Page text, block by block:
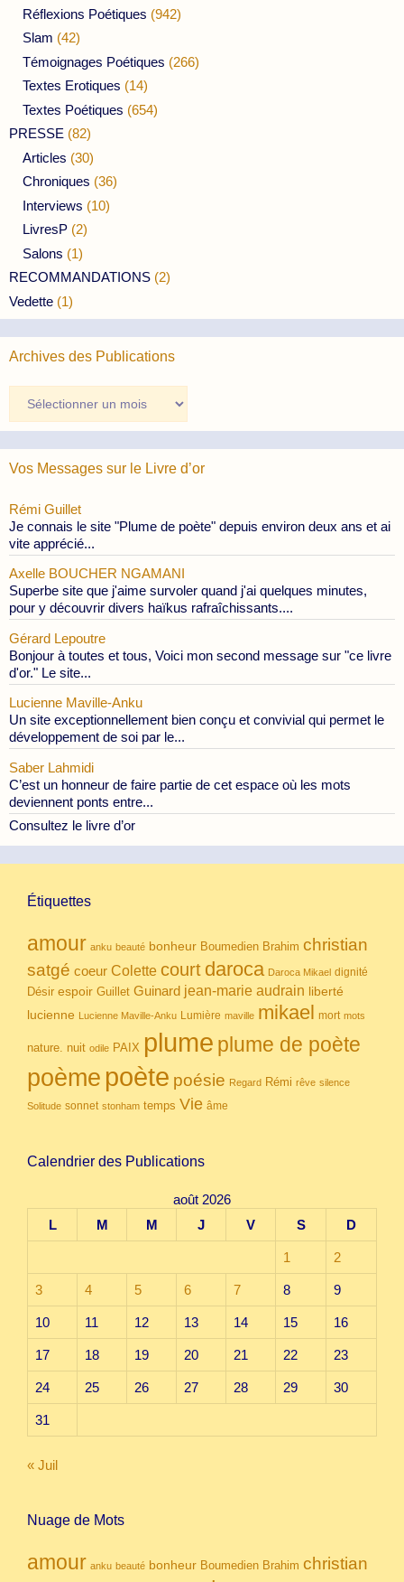
Réflexions Poétiques (942)
Slam (42)
Témoignages Poétiques (266)
Textes Erotiques (14)
Textes Poétiques (654)
PRESSE (82)
Articles (30)
Chroniques (36)
Interviews (10)
LivresP (2)
Salons (1)
RECOMMANDATIONS (2)
Vedette (1)
Archives des Publications
des
Publications
Vos Messages sur le Livre d’or
Rémi Guillet
Je connais le site "Plume de poète" depuis environ deux ans et ai
vite apprécié...
Axelle BOUCHER NGAMANI
Superbe site que j'aime survoler quand j'ai quelques minutes,
pour y découvrir divers haïkus rafraîchissants....
Gérard Lepoutre
Bonjour à toutes et tous, Voici mon second message sur "ce livre
d'or." Le site...
Lucienne Maville-Anku
Un site exceptionnellement bien conçu et convivial qui permet le
développement de soi par le...
Saber Lahmidi
C’est un honneur de faire partie de cet espace où les mots
deviennent ponts entre...
Consultez le livre d’or
Étiquettes
amour anku beauté bonheur Boumedien Brahim christian
satgé coeur Colette court daroca Daroca Mikael dignité
Désir espoir Guillet Guinard jean-marie audrain liberté
lucienne Lucienne Maville-Anku Lumière maville mikael mort mots
nature. nuit odile PAIX plume plume de poète
poème poète poésie Regard Rémi rêve silence
Solitude sonnet stonham temps Vie âme
Calendrier des Publications
août 2026
L
M M J V S D
1 2
3 4 5 6 7 8 9
10 11 12 13 14 15 16
17 18 19 20 21 22 23
24 25 26 27 28 29 30
31
« Juil
Nuage de Mots
amour anku beauté bonheur Boumedien Brahim christian